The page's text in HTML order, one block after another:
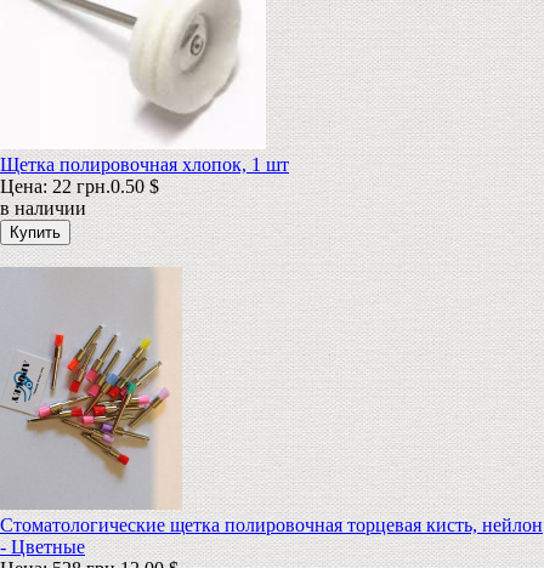
Щетка полировочная хлопок, 1 шт
Цена:22 грн.0.50 $
в наличии
Стоматологические щетка полировочная торцевая кисть, нейлон
- Цветные